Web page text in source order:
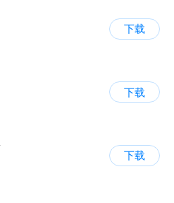
下载
下载
下载